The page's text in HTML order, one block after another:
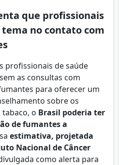
que profissionais
no contato com
profissionais de saúde
as consultas com
para oferecer um
sobre os
o Brasil poderia ter
de fumantes a
estimativa, projetada
Nacional de Câncer
como alerta para